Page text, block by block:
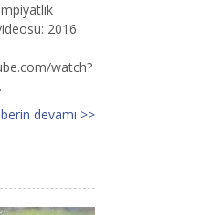
2016
watch?
devamı >>